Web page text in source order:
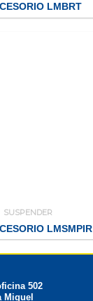
LMBRT
SUSPENDER
LMSMPIR
502
Miguel